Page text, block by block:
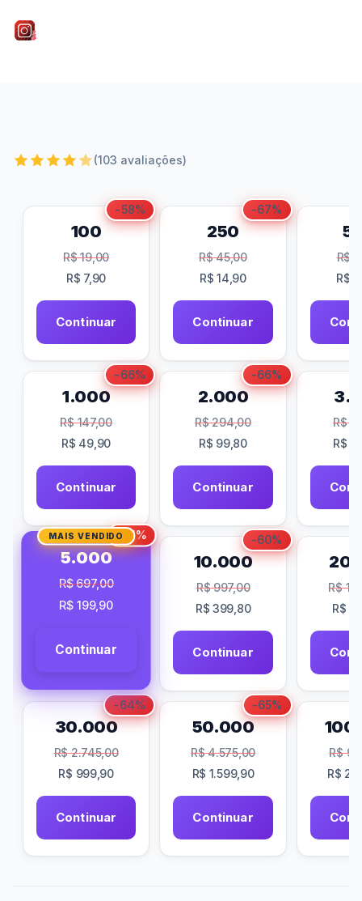
(103 avaliações)
-58%
100
R$19,00
R$ 7,90
Continuar
-67%
250
R$45,00
R$ 14,90
Continuar
R$
R$
-66%
1.000
R$147,00
R$ 49,90
Continuar
-66%
2.000
R$294,00
R$ 99,80
Continuar
R$
R$
-71%
5.000
R$697,00
R$ 199,90
MAIS VENDIDO
Continuar
-60%
10.000
R$997,00
R$ 399,80
Continuar
R$
R$
-64%
30.000
R$2.745,00
R$ 999,90
Continuar
-65%
50.000
R$4.575,00
R$ 1.599,90
Continuar
R$
R$